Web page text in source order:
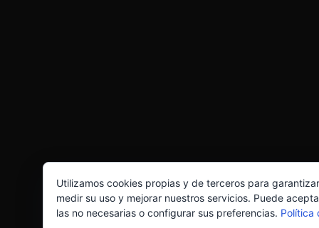
Utilizamos cookies propias y de terceros para
medir su uso y mejorar nuestros servicios. Puede
las no necesarias o configurar sus preferencias. Política